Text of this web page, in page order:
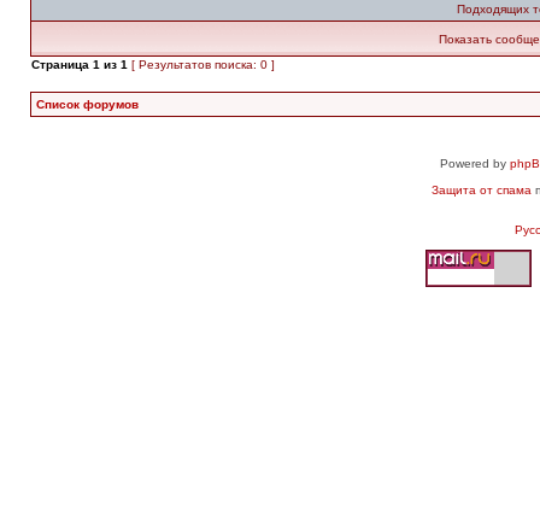
Подходящих
Показать
Страница 1 из 1 [ Результатов поиска: 0 ]
Список форумов
Powered by
Защита от спама